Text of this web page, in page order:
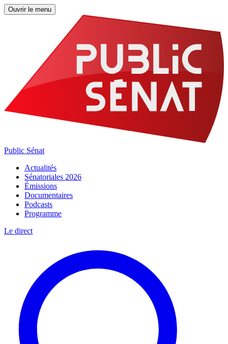
Ouvrir le menu
Public Sénat
Actualités
Sénatoriales 2026
Émissions
Documentaires
Podcasts
Programme
Le direct